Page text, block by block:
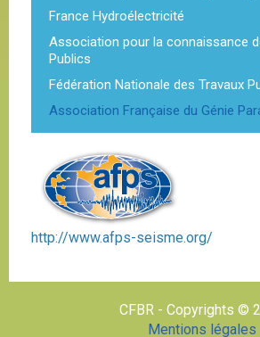
France Hydroélectricité
Association pour la connaissance
Publics
Fédération Nationale des Travaux
Association Française du Génie
http://www.afps-seisme.org/
CFBR - Copyrights ©
Mentions légales